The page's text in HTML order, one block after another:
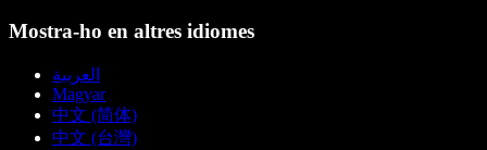
Mostra-ho en altres idiomes
العربية
Magyar
中文 (简体)
中文 (台灣)